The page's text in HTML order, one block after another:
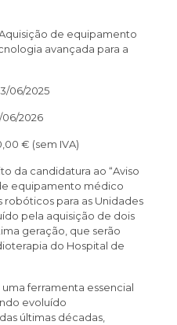
de equipamento
avançada para a
06/2025
2026
€ (sem IVA)
da candidatura ao “Aviso
equipamento médico
robóticos para as Unidades
pela aquisição de dois
geração, que serão
do Hospital de
ferramenta essencial
evoluído
últimas décadas,